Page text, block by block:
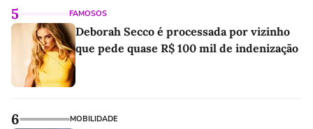
5 FAMOSOS
Deborah Secco é processada por vizinho
que pede quase R$ 100 mil de indenização
6 MOBILIDADE